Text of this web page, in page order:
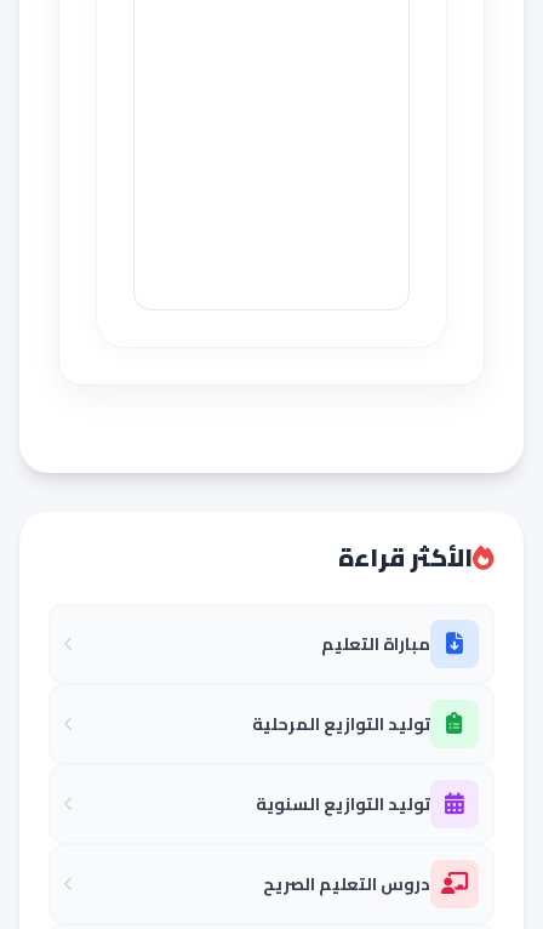
الأكثر قراءة
مباراة التعليم
توليد التوازيع المرحلية
توليد التوازيع السنوية
دروس التعليم الصريح